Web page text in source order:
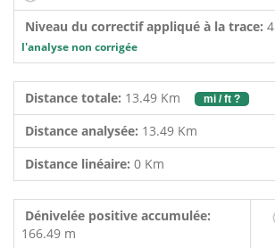
Niveau du correctif appliqué à la trace:
l'analyse non corrigée
Distance totale: 13.49 Km mi / ft ?
Distance analysée: 13.49 Km
Distance linéaire: 0 Km
Dénivelée positive accumulée:
166.49 m